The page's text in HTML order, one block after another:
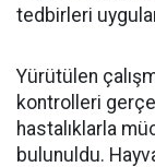
tedbirleri
Yürütülen
kontrolleri
hastalıklarla
bulunuldu.